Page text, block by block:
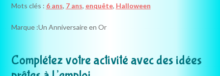
7
Mots clés : 6 ans, 7 ans, enquête, Halloween
Marque :Un Anniversaire en Or
Complétez votre activité avec des idées